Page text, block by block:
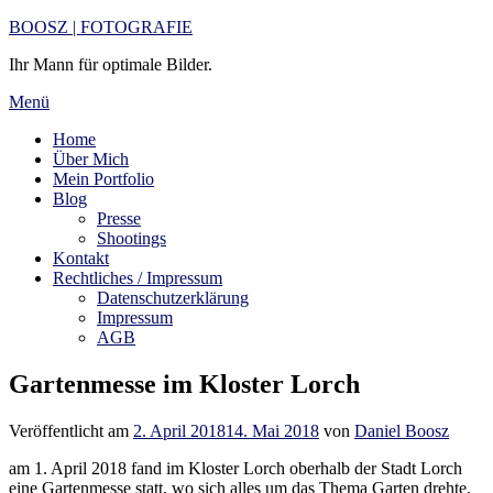
Zum
springen
BOOSZ | FOTOGRAFIE
Ihr Mann für optimale Bilder.
Menü
Home
Über Mich
Mein Portfolio
Blog
Presse
Shootings
Kontakt
Rechtliches / Impressum
Datenschutzerklärung
Impressum
AGB
Gartenmesse im Kloster Lorch
Veröffentlicht am 2. April 201814. Mai 2018 von Daniel Boosz
am 1. April 2018 fand im Kloster Lorch oberhalb der Stadt Lorch
eine Gartenmesse statt, wo sich alles um das Thema Garten drehte.